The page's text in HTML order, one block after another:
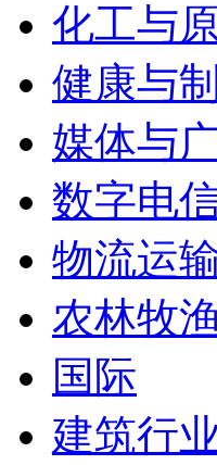
化工与
健康与
媒体与
数字电
物流运
农林牧渔
国际
建筑行